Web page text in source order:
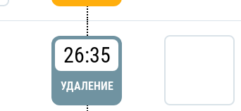
26:35
УДАЛЕНИЕ